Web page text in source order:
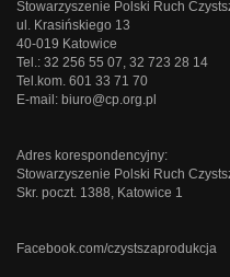
Stowarzyszenie Polski Ruch
ul. Krasińskiego 13
40-019 Katowice
Tel.: 32 256 55 07, 32 723 28 14
Tel.kom. 601 33 71 70
E-mail: biuro@cp.org.pl
Adres korespondencyjny:
Stowarzyszenie Polski Ruch
Skr. poczt. 1388, Katowice 1
Facebook.com/czystszaprodukcja